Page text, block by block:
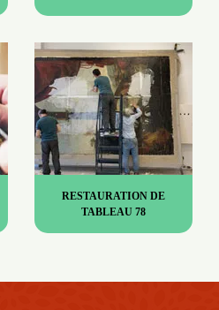
RESTAURATION DE
TABLEAU 78